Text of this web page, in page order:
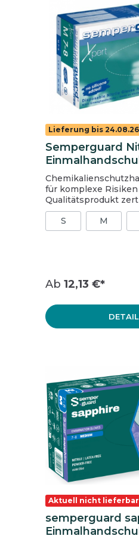
Lieferung bis 24.08.26
Semperguard
100 Stück
für komplexe Risiken Bewährtes
Qualitätsprodukt zertifiziert nach VO
1935/2004 für
höhere Wandstärke höhere
Strapazierfähigkeit frei von
Stück, 1 Karton = 10
S M
Ab 12,13 €*
Aktuell nicht lieferbar
semperguard